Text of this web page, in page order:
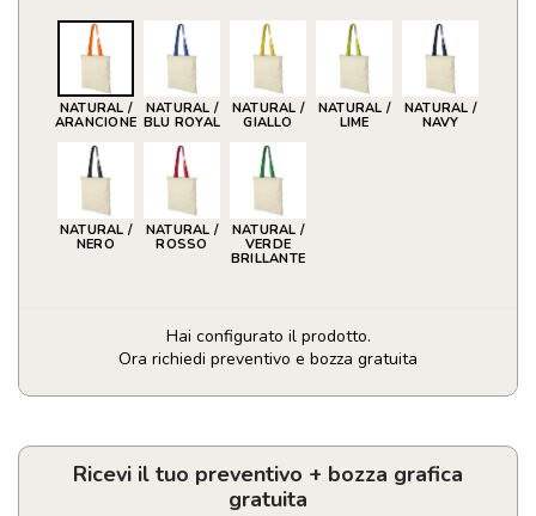
NATURAL /
ARANCIONE
NATURAL /
BLU ROYAL
NATURAL /
GIALLO
NATURAL /
LIME
NATURAL /
NAVY
NATURAL /
NERO
NATURAL /
ROSSO
NATURAL /
VERDE
BRILLANTE
Hai configurato il prodotto.
Ora richiedi preventivo e bozza gratuita
Shopper
cotone
Ricevi il tuo preventivo + bozza grafica
gratuita